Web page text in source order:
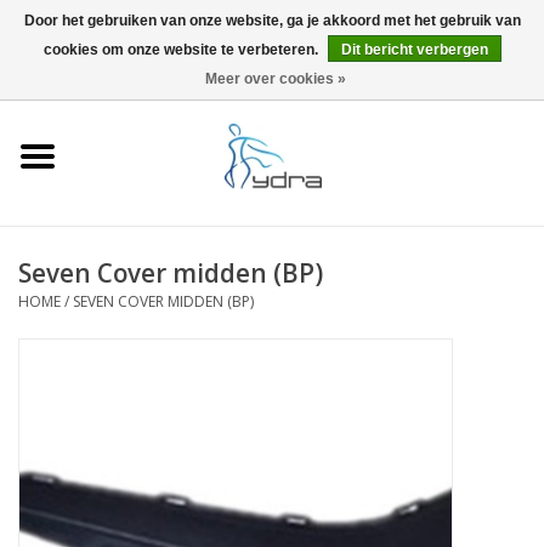
0 Artikelen - €0,00
Seven Cover midden (BP)
HOME/ SEVEN COVER MIDDEN (BP)
Door het gebruiken van onze website, ga je akkoord met het gebruik van
cookies om onze website te verbeteren.
Dit bericht verbergen
Meer over cookies »